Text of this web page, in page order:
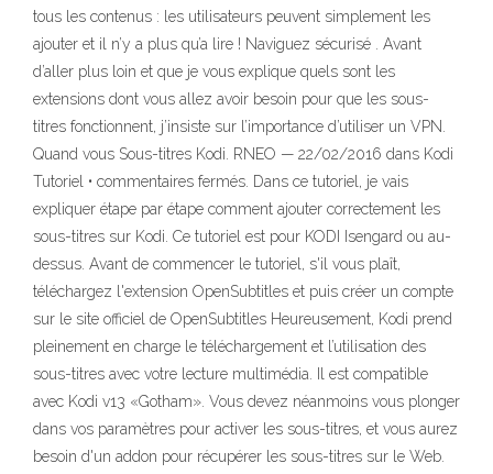
tous les contenus : les utilisateurs peuvent simplement les
ajouter et il n’y a plus qu’a lire ! Naviguez sécurisé . Avant
d’aller plus loin et que je vous explique quels sont les
extensions dont vous allez avoir besoin pour que les sous-
titres fonctionnent, j’insiste sur l’importance d’utiliser un VPN.
Quand vous Sous-titres Kodi. RNEO — 22/02/2016 dans Kodi
Tutoriel • commentaires fermés. Dans ce tutoriel, je vais
expliquer étape par étape comment ajouter correctement les
sous-titres sur Kodi. Ce tutoriel est pour KODI Isengard ou au-
dessus. Avant de commencer le tutoriel, s'il vous plaît,
téléchargez l'extension OpenSubtitles et puis créer un compte
sur le site officiel de OpenSubtitles Heureusement, Kodi prend
pleinement en charge le téléchargement et l’utilisation des
sous-titres avec votre lecture multimédia. Il est compatible
avec Kodi v13 «Gotham». Vous devez néanmoins vous plonger
dans vos paramètres pour activer les sous-titres, et vous aurez
besoin d'un addon pour récupérer les sous-titres sur le Web.